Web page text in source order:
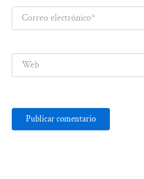
Correo
electrónico*
Web